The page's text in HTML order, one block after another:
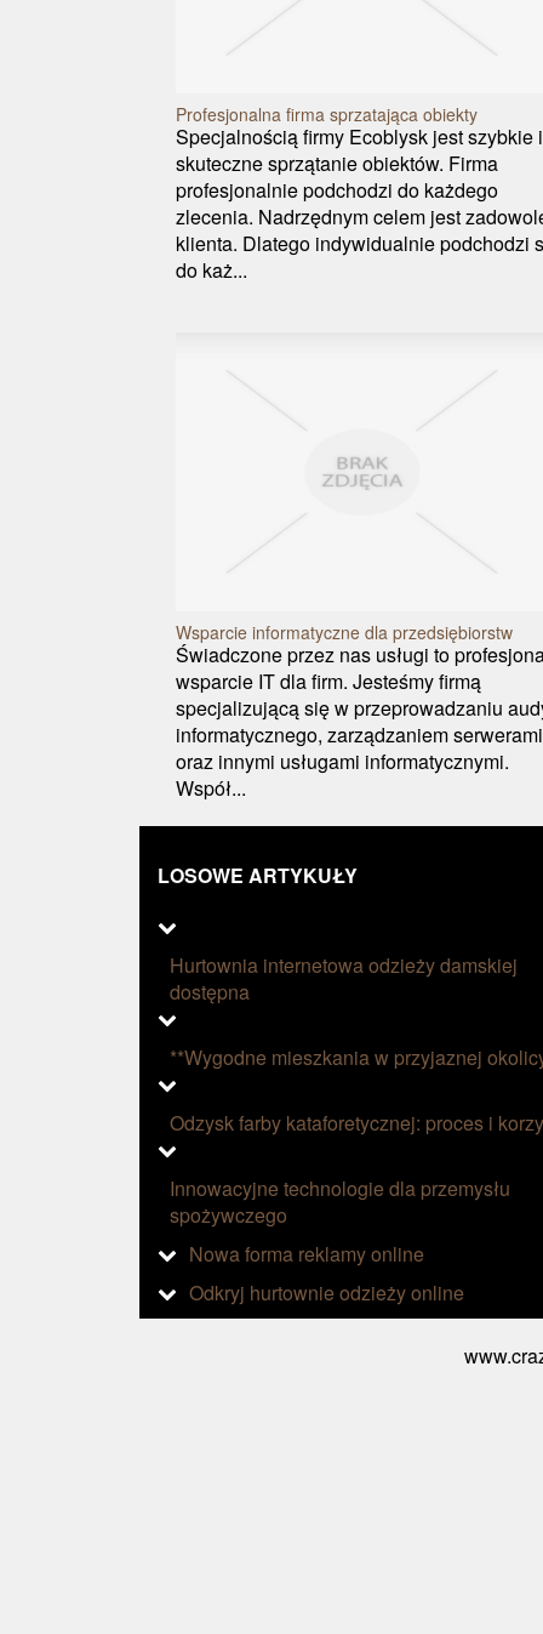
Profesjonalna firma sprzatająca obiekty
Specjalnością firmy Ecoblysk jest szybkie i
skuteczne sprzątanie obiektów. Firma
profesjonalnie podchodzi do każdego
zlecenia. Nadrzędnym celem jest
klienta. Dlatego indywidualnie podchodzi
do każ...
Wsparcie informatyczne dla przedsiębiorstw
Świadczone przez nas usługi to
wsparcie IT dla firm. Jesteśmy firmą
specjalizującą się w przeprowadzaniu
informatycznego, zarządzaniem serwerami
oraz innymi usługami informatycznymi.
Współ...
LOSOWE ARTYKUŁY
Hurtownia internetowa odzieży damskiej
dostępna
**Wygodne mieszkania w przyjaznej
Odzysk farby kataforetycznej: proces i
Innowacyjne technologie dla przemysłu
spożywczego
Nowa forma reklamy online
Odkryj hurtownie odzieży online